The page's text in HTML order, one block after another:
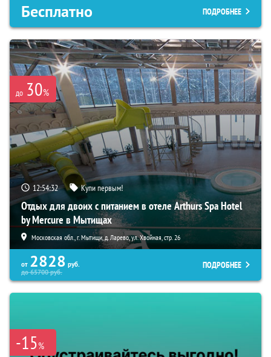
Бесплатно ПОДРОБНЕЕ
до 30%
12:54:30 Купи первым!
Отдых для двоих с питанием в отеле Arthurs Spa Hotel
by Mercure в Мытищах
Московская обл., г. Мытищи, д. Ларево, ул. Хвойная, стр. 26
от 2828 руб.
до65700руб.
ПОДРОБНЕЕ
-15%